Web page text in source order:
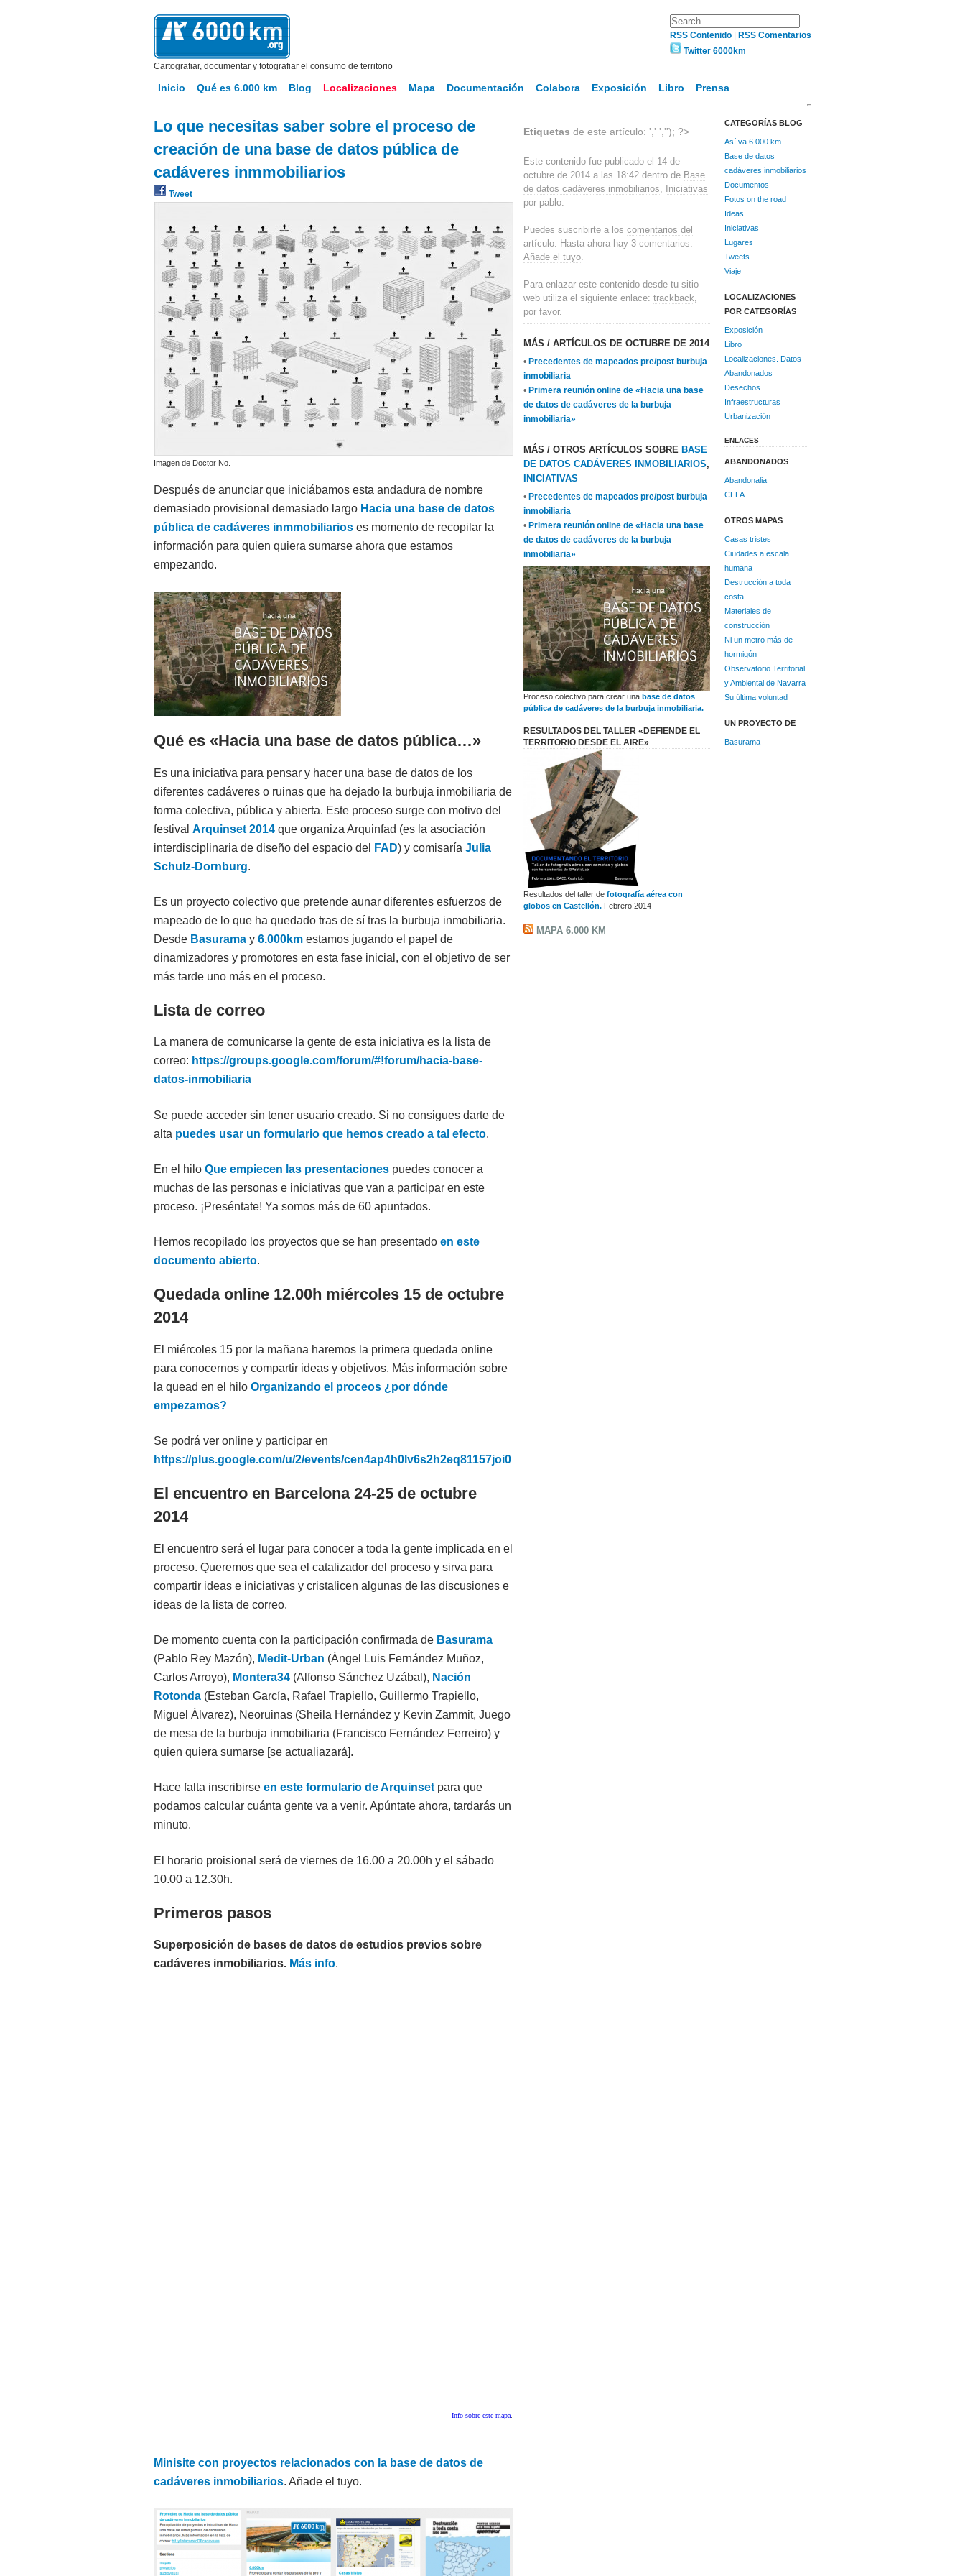
Cartografiar, documentar y fotografiar el consumo de territorio
RSS Contenido
RSS Comentarios
Twitter 6000km
Inicio Qué es 6.000 km Blog Localizaciones Mapa Documentación Colabora Exposición Libro Prensa
Lo que necesitas saber sobre el proceso de
creación de una base de datos pública de
cadáveres inmmobiliarios
Tweet
Imagen de Doctor No.
Después de anunciar que iniciábamos esta andadura de nombre
demasiado provisional demasiado largo Hacia una base de datos
pública de cadáveres inmmobiliarios es momento de recopilar la
información para quien quiera sumarse ahora que estamos
empezando.
Qué es «Hacia una base de datos pública…»
Es una iniciativa para pensar y hacer una base de datos de los
diferentes cadáveres o ruinas que ha dejado la burbuja inmobiliaria de
forma colectiva, pública y abierta. Este proceso surge con motivo del
festival Arquinset 2014 que organiza Arquinfad (es la asociación
interdisciplinaria de diseño del espacio del
FAD) y comisaría Julia
Schulz-Dornburg.
Es un proyecto colectivo que pretende aunar diferentes esfuerzos de
mapeado de lo que ha quedado tras de sí tras la burbuja inmobiliaria.
Desde Basurama y 6.000km estamos jugando el papel de
dinamizadores y promotores en esta fase inicial, con el objetivo de ser
más tarde uno más en el proceso.
Lista de correo
La manera de comunicarse la gente de esta iniciativa es la lista de
correo: https://groups.google.com/forum/#!forum/hacia-base-
datos-inmobiliaria
Se puede acceder sin tener usuario creado. Si no consigues darte de
alta puedes usar un formulario que hemos creado a tal efecto.
En el hilo Que empiecen las presentaciones puedes conocer a
muchas de las personas e iniciativas que van a participar en este
proceso. ¡Preséntate! Ya somos más de 60 apuntados.
Hemos recopilado los proyectos que se han presentado en este
documento abierto.
Quedada online 12.00h miércoles 15 de octubre
2014
El miércoles 15 por la mañana haremos la primera quedada online
para conocernos y compartir ideas y objetivos. Más información sobre
la quead en el hilo Organizando el proceos ¿por dónde
empezamos?
Se podrá ver online y participar en
https://plus.google.com/u/2/events/cen4ap4h0lv6s2h2eq81157joi0
El encuentro en Barcelona 24-25 de octubre
2014
El encuentro será el lugar para conocer a toda la gente implicada en el
proceso. Queremos que sea el catalizador del proceso y sirva para
compartir ideas e iniciativas y cristalicen algunas de las discusiones e
ideas de la lista de correo.
De momento cuenta con la participación confirmada de Basurama
(Pablo Rey Mazón), Medit-Urban (Ángel Luis Fernández Muñoz,
Carlos Arroyo), Montera34 (Alfonso Sánchez Uzábal), Nación
Rotonda (Esteban García, Rafael Trapiello, Guillermo Trapiello,
Miguel Álvarez), Neoruinas (Sheila Hernández y Kevin Zammit, Juego
de mesa de la burbuja inmobiliaria (Francisco Fernández Ferreiro) y
quien quiera sumarse [se actualiazará].
Hace falta inscribirse en este formulario de Arquinsetpara que
podamos calcular cuánta gente va a venir. Apúntate ahora, tardarás un
minuto.
El horario proisional será de viernes de 16.00 a 20.00h y el sábado
10.00 a 12.30h.
Primeros pasos
Superposición de bases de datos de estudios previos sobre
cadáveres inmobiliarios. Más info.
Minisite con proyectos relacionados con la base de datos de
cadáveres inmobiliarios. Añade el tuyo.
Etiquetas de este artículo: ',' ',''); ?>
Este contenido fue publicado el 14 de
octubre de 2014 a las 18:42 dentro de Base
de datos cadáveres inmobiliarios,
Iniciativas
por pablo.
Puedes suscribirte a los comentarios del
artículo. Hasta ahora hay 3 comentarios.
Añade el tuyo.
Para enlazar este contenido desde tu sitio
web utiliza el siguiente enlace: trackback,
por favor.
MÁS / ARTÍCULOS DE OCTUBRE DE 2014
• Precedentes de mapeados pre/post burbuja
inmobiliaria
• Primera reunión online de «Hacia una base
de datos de cadáveres de la burbuja
inmobiliaria»
MÁS / OTROS ARTÍCULOS SOBRE BASE
DE DATOS CADÁVERES INMOBILIARIOS,
INICIATIVAS
• Precedentes de mapeados pre/post burbuja
inmobiliaria
• Primera reunión online de «Hacia una base
de datos de cadáveres de la burbuja
inmobiliaria»
Proceso colectivo para crear una base de datos
pública de cadáveres de la burbuja inmobiliaria.
RESULTADOS DEL TALLER «DEFIENDE EL
TERRITORIO DESDE EL AIRE»
Resultados del taller de fotografía aérea con
globos en Castellón. Febrero 2014
MAPA 6.000 KM
CATEGORÍAS BLOG
Así va 6.000 km
Base de datos
cadáveres inmobiliarios
Documentos
Fotos on the road
Ideas
Iniciativas
Lugares
Tweets
Viaje
LOCALIZACIONES
POR CATEGORÍAS
Exposición
Libro
Localizaciones. Datos
Abandonados
Desechos
Infraestructuras
Urbanización
ENLACES
ABANDONADOS
Abandonalia
CELA
OTROS MAPAS
Casas tristes
Ciudades a escala
humana
Destrucción a toda
costa
Materiales de
construcción
Ni un metro más de
hormigón
Observatorio Territorial
y Ambiental de Navarra
Su última voluntad
UN PROYECTO DE
Basurama